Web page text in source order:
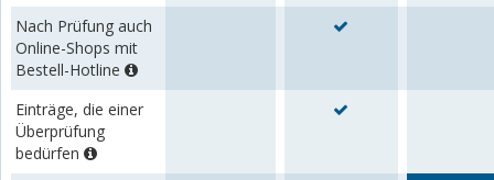
Nach Prüfung auch
Online-Shops mit
Bestell-Hotline
Einträge, die einer
Überprüfung
bedürfen